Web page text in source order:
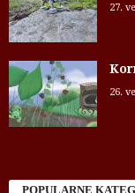
27.
26.
POPULARNE